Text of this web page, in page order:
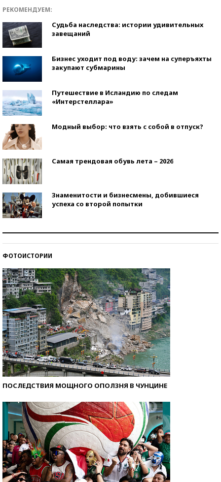
РЕКОМЕНДУЕМ:
Судьба наследства: истории удивительных
завещаний
Бизнес уходит под воду: зачем на суперъяхты
закупают субмарины
Путешествие в Исландию по следам
«Интерстеллара»
Модный выбор: что взять с собой в отпуск?
Самая трендовая обувь лета – 2026
Знаменитости и бизнесмены, добившиеся
успеха со второй попытки
ФОТОИСТОРИИ
ПОСЛЕДСТВИЯ МОЩНОГО ОПОЛЗНЯ В ЧУНЦИНЕ